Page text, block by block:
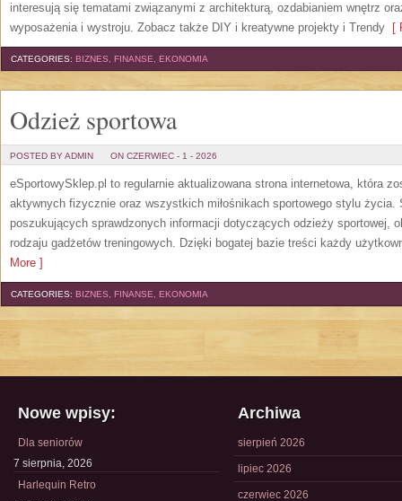
interesują się tematami związanymi z architekturą, ozdabianiem wnętrz
wyposażenia i wystroju. Zobacz także DIY i kreatywne projekty i Trendy [
CATEGORIES: BIZNES, FINANSE, EKONOMIA
Odzież sportowa
POSTED BY ADMIN ON CZERWIEC - 1 - 2026
eSportowySklep.pl to regularnie aktualizowana strona internetowa, która
aktywnych fizycznie oraz wszystkich miłośnikach sportowego stylu życia.
poszukujących sprawdzonych informacji dotyczących odzieży sportowej,
rodzaju gadżetów treningowych. Dzięki bogatej bazie treści każdy
More ]
CATEGORIES: BIZNES, FINANSE, EKONOMIA
Nowe wpisy:
Dla seniorów
7 sierpnia, 2026
Harlequin Retro
Archiwa
sierpień 2026
lipiec 2026
czerwiec 2026